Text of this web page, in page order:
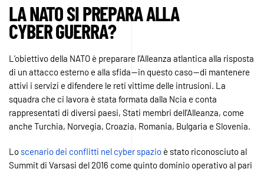
LA NATO SI PREPARA ALLA
CYBER GUERRA?
L’obiettivo della NATO è preparare l’Alleanza atlantica alla risposta
di un attacco esterno e alla sfida — in questo caso — di mantenere
attivi i servizi e difendere le reti vittime delle intrusioni. La
squadra che ci lavora è stata formata dalla Ncia e conta
rappresentati di diversi paesi, Stati membri dell’Alleanza, come
anche Turchia, Norvegia, Croazia, Romania, Bulgaria e Slovenia.
Lo scenario dei conflitti nel cyber spazio è stato riconosciuto al
Summit di Varsasi del 2016 come quinto dominio operativo al pari